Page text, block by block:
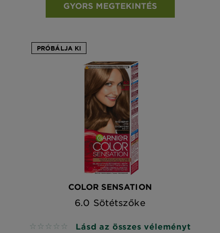
GYORS MEGTEKINTÉS
PRÓBÁLJA KI
COLOR SENSATION
6.0 Sötétszőke
No reviews Lásd az összes véleményt